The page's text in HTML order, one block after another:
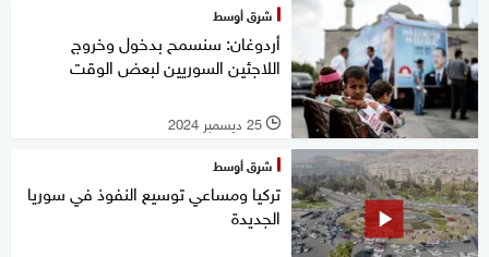
شرق أوسط
أردوغان: سنسمح بدخول وخروج
اللاجئين السوريين لبعض الوقت
l 25 ديسمبر 2024
شرق أوسط
تركيا ومساعي توسيع النفوذ في سوريا
الجديدة